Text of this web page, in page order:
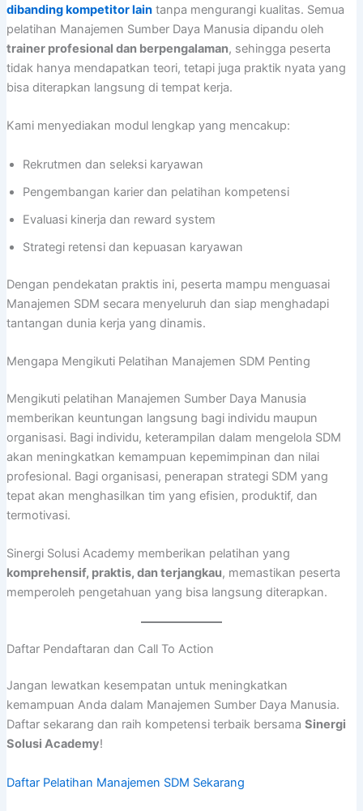
dibanding kompetitor laintanpa mengurangi kualitas. Semua
pelatihan Manajemen Sumber Daya Manusia dipandu oleh
trainer profesional dan berpengalaman, sehingga peserta
tidak hanya mendapatkan teori, tetapi juga praktik nyata yang
bisa diterapkan langsung di tempat kerja.
Kami menyediakan modul lengkap yang mencakup:
Rekrutmen dan seleksi karyawan
Pengembangan karier dan pelatihan kompetensi
Evaluasi kinerja dan reward system
Strategi retensi dan kepuasan karyawan
Dengan pendekatan praktis ini, peserta mampu menguasai
Manajemen SDM secara menyeluruh dan siap menghadapi
tantangan dunia kerja yang dinamis.
Mengapa Mengikuti Pelatihan Manajemen SDM Penting
Mengikuti pelatihan Manajemen Sumber Daya Manusia
memberikan keuntungan langsung bagi individu maupun
organisasi. Bagi individu, keterampilan dalam mengelola SDM
akan meningkatkan kemampuan kepemimpinan dan nilai
profesional. Bagi organisasi, penerapan strategi SDM yang
tepat akan menghasilkan tim yang efisien, produktif, dan
termotivasi.
Sinergi Solusi Academy memberikan pelatihan yang
komprehensif, praktis, dan terjangkau, memastikan peserta
memperoleh pengetahuan yang bisa langsung diterapkan.
Daftar Pendaftaran dan Call To Action
Jangan lewatkan kesempatan untuk meningkatkan
kemampuan Anda dalam Manajemen Sumber Daya Manusia.
Daftar sekarang dan raih kompetensi terbaik bersama Sinergi
Solusi Academy!
Daftar Pelatihan Manajemen SDM Sekarang